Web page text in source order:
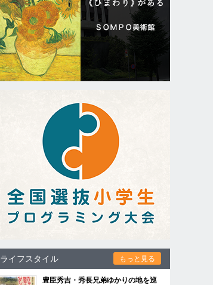
ライフスタイル もっと見る
豊臣秀吉・秀長兄弟ゆかりの地を巡